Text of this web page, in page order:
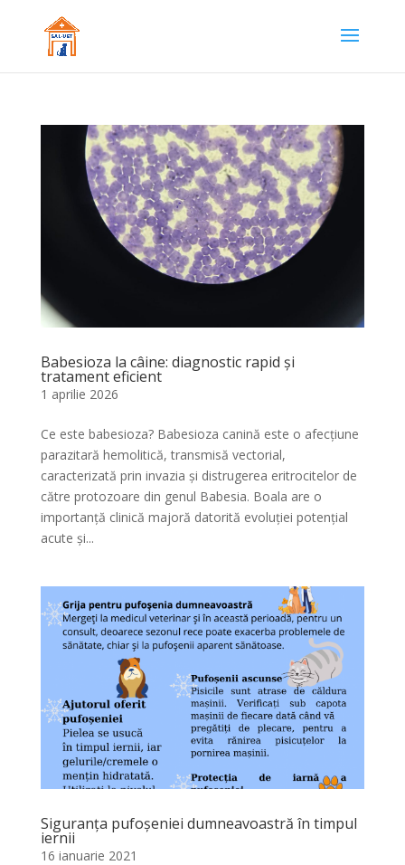
Babesioza la câine: diagnostic rapid și
tratament eficient
1 aprilie 2026
Ce este babesioza? Babesioza canină este o afecțiune
parazitară hemolitică, transmisă vectorial,
caracterizată prin invazia și distrugerea eritrocitelor de
către protozoare din genul Babesia. Boala are o
importanță clinică majoră datorită evoluției potențial
acute și...
Siguranța pufoșeniei dumneavoastră în timpul
iernii
16 ianuarie 2021